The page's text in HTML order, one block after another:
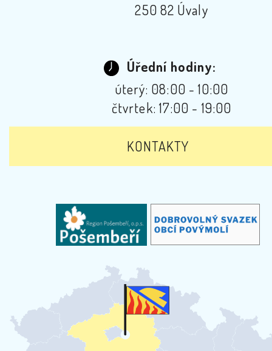
250 82 Úvaly
Úřední hodiny:
úterý: 08:00 - 10:00
čtvrtek: 17:00 - 19:00
KONTAKTY